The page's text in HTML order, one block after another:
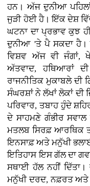
ਹਨ। ਅੱਜ ਦੁਨੀਆ
ਜੁੜੀ ਹੋਈ ਹੈ। ਇੱਕ ਦੇਸ਼
ਘਟਨਾ ਦਾ ਪ੍ਰਭਾਵ ਕੁਝ
ਦੁਨੀਆ 'ਤੇ ਪੈ ਸਕਦਾ
ਵਿਸ਼ਵ ਅੱਜ ਵੀ ਜੰਗਾਂ,
ਅੱਤਵਾਦ, ਹਥਿਆਰਾਂ
ਰਾਜਨੀਤਿਕ ਮੁਕਾਬਲੇ
ਸੰਘਰਸ਼ਾਂ ਨੇ ਲੱਖਾਂ ਲੋਕਾਂ ਦੀ
ਪਰਿਵਾਰ, ਤਬਾਹ ਹੁੰਦੇ
ਦੇ ਸਾਹਮਣੇ ਗੰਭੀਰ
ਮਤਲਬ ਸਿਰਫ਼ ਆਰਥਿਕ
ਇਨਸਾਫ਼ ਅਤੇ ਮਨੁੱਖੀ
ਇਤਿਹਾਸ ਇਸ ਗੱਲ ਦਾ
ਸਥਾਈ ਹੱਲ ਨਹੀਂ
ਮਨੁੱਖੀ ਦਰਦ, ਨਫ਼ਰਤ